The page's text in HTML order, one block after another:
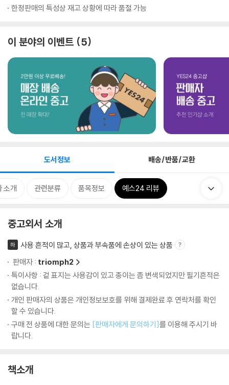
한정판매의 특성상 재고 상황에 따라 품절 가능
이 분야의 이벤트 5
도서정보 배송/반품/교환
소개 관련분류 품목정보 예스24 리뷰
중고외서 소개
하
사용 흔적이 많고, 상품과 부속품에 손상이 있는 상품
판매자 : triomph2
특이사항 : 겉 표지는 사용감이 있고 종이는 좀 변색되었지만 필기흔적은
없습니다.
개인 판매자의 상품은 개인정보보호를 위해 결제완료 후 연락처를 확인
할 수 있습니다.
구매 전 상품에 대한 문의는 [판매자에게 문의하기]를 이용해 주시기 바
랍니다.
책소개